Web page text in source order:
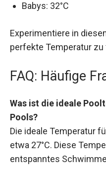
Babys: 32°C
Experimentiere in
perfekte Temperatur zu
FAQ: Häufige
Was ist die ideale
Pools?
Die ideale Temperatur
etwa 27°C. Diese
entspanntes